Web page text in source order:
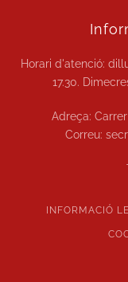
Horari d'atenció:
17.30.
Adreça:
Correu:
INFORMACIÓ